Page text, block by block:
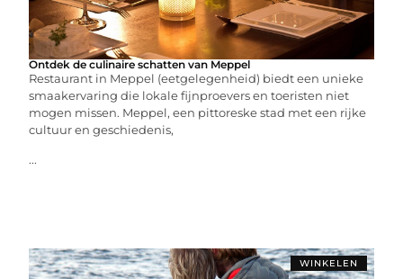
Ontdek de culinaire schatten van Meppel
Restaurant in Meppel (eetgelegenheid) biedt een unieke
smaakervaring die lokale fijnproevers en toeristen niet
mogen missen. Meppel, een pittoreske stad met een rijke
cultuur en geschiedenis,
...
WINKELEN